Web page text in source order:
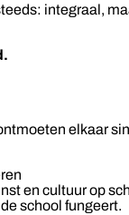
integraal,
elkaar
en cultuur op
school fungeert.